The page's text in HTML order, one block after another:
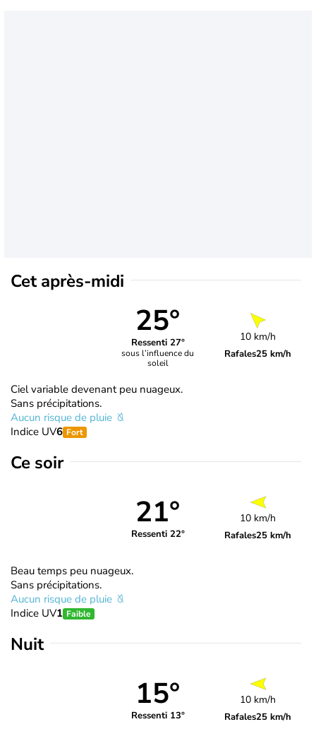
Cet après-midi
25°
Ressenti 27°
sous l’influence du
soleil
10 km/h
Rafales25 km/h
Ciel variable devenant peu nuageux.
Sans précipitations.
Aucun risque de pluie
Indice UV6 Fort
Ce soir
21°
Ressenti 22°
10 km/h
Rafales25 km/h
Beau temps peu nuageux.
Sans précipitations.
Aucun risque de pluie
Indice UV1 Faible
Nuit
15°
Ressenti 13°
10 km/h
Rafales25 km/h